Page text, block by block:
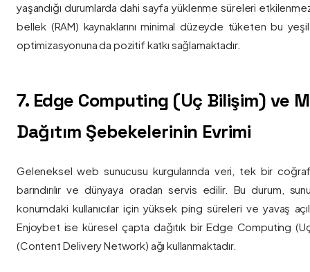
yaşandığı durumlarda dahi sayfa yüklenme süreleri
bellek (RAM) kaynaklarını minimal düzeyde tüketen bu yeşil
optimizasyonuna da pozitif katkı sağlamaktadır.
7. Edge Computing (Uç Bilişim) ve
Dağıtım Şebekelerinin Evrimi
Geleneksel web sunucusu kurgularında veri, tek bir
barındırılır ve dünyaya oradan servis edilir. Bu durum,
konumdaki kullanıcılar için yüksek ping süreleri ve yavaş
Enjoybet ise küresel çapta dağıtık bir Edge Computing
(Content Delivery Network) ağı kullanmaktadır.